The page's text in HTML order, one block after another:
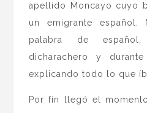
apellido Moncayo cuyo
un emigrante español.
palabra de
dicharachero y
explicando todo lo que
Por fin llegó el